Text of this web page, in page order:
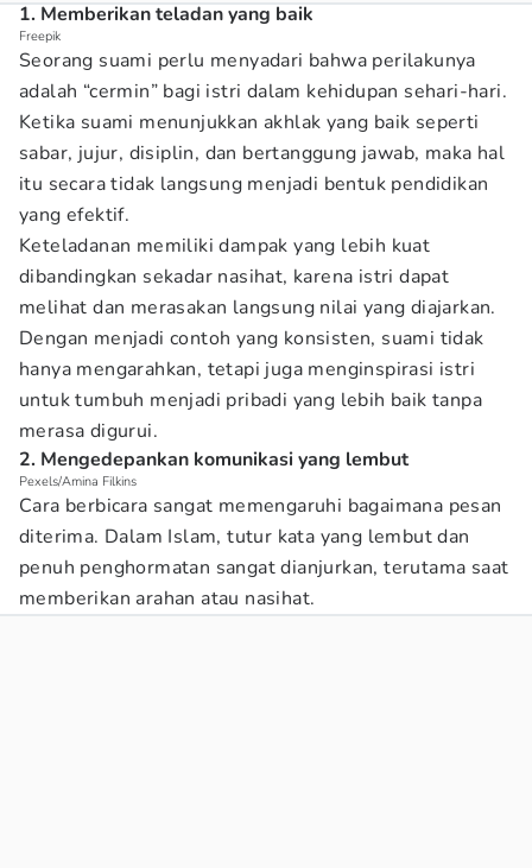
1. Memberikan teladan yang baik
Freepik
Seorang suami perlu menyadari bahwa perilakunya
adalah “cermin” bagi istri dalam kehidupan sehari-hari.
Ketika suami menunjukkan akhlak yang baik seperti
sabar, jujur, disiplin, dan bertanggung jawab, maka hal
itu secara tidak langsung menjadi bentuk pendidikan
yang efektif.
Keteladanan memiliki dampak yang lebih kuat
dibandingkan sekadar nasihat, karena istri dapat
melihat dan merasakan langsung nilai yang diajarkan.
Dengan menjadi contoh yang konsisten, suami tidak
hanya mengarahkan, tetapi juga menginspirasi istri
untuk tumbuh menjadi pribadi yang lebih baik tanpa
merasa digurui.
2. Mengedepankan komunikasi yang lembut
Pexels/Amina Filkins
Cara berbicara sangat memengaruhi bagaimana pesan
diterima. Dalam Islam, tutur kata yang lembut dan
penuh penghormatan sangat dianjurkan, terutama saat
memberikan arahan atau nasihat.